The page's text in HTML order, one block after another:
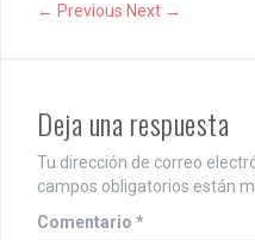
← Previous Next →
Deja una respuesta
Tu dirección de correo
campos obligatorios están
Comentario *